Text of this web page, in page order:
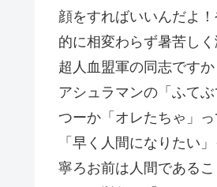
顔をすればいいんだよ
的に相変わらず暑苦し
超人血盟軍の同志です
アシュラマンの「ふて
つーか「オレたちゃ」
「早く人間になりたい
寧ろお前は人間である